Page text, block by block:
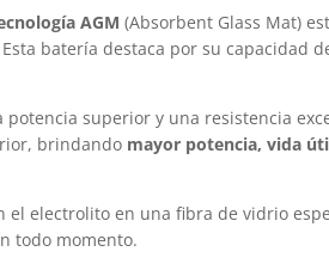
AGM (Absorbent Glass Mat)
batería destaca por su capacidad
potencia superior y una resistencia
brindando mayor potencia, vida
el electrolito en una fibra de vidrio
todo momento.